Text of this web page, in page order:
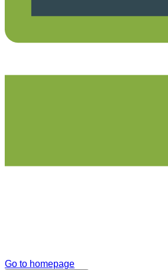
Go to homepage